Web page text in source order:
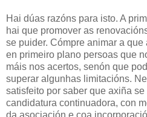
Hai dúas razóns para isto. A
hai que promover as
se puider. Cómpre animar a
en primeiro plano persoas que
máis nos acertos, senón que
superar algunhas limitacións.
satisfeito por saber que axiña
candidatura continuadora, con
da asociación e coa